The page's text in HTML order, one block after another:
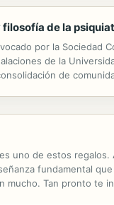
de la
por la Sociedad
de la
de
uno de estos
fundamental
mucho. Tan pronto